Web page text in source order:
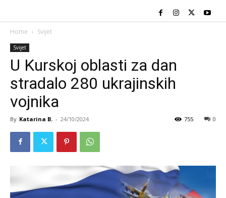
Home Svijet
Svijet
U Kurskoj oblasti za dan
stradalo 280 ukrajinskih
vojnika
By Katarina B. - 24/10/2024 0
755